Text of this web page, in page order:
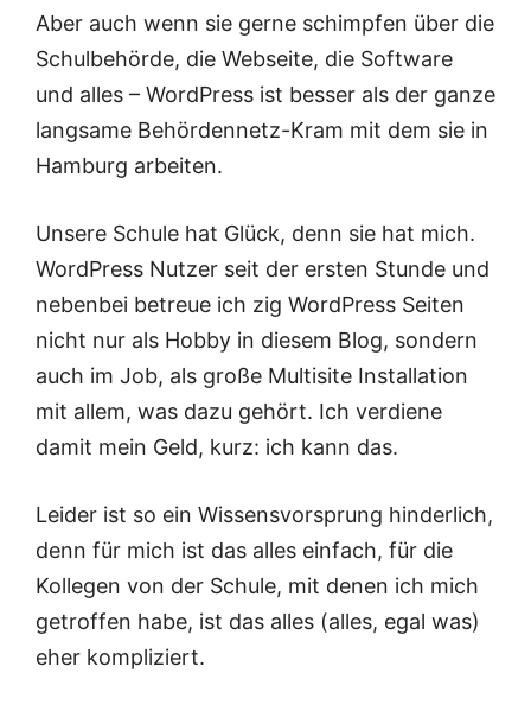
Aber auch wenn sie gerne schimpfen über die
Schulbehörde, die Webseite, die Software
und alles – WordPress ist besser als der ganze
langsame Behördennetz-Kram mit dem sie in
Hamburg arbeiten.
Unsere Schule hat Glück, denn sie hat mich.
WordPress Nutzer seit der ersten Stunde und
nebenbei betreue ich zig WordPress Seiten
nicht nur als Hobby in diesem Blog, sondern
auch im Job, als große Multisite Installation
mit allem, was dazu gehört. Ich verdiene
damit mein Geld, kurz: ich kann das.
Leider ist so ein Wissensvorsprung hinderlich,
denn für mich ist das alles einfach, für die
Kollegen von der Schule, mit denen ich mich
getroffen habe, ist das alles (alles, egal was)
eher kompliziert.